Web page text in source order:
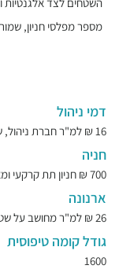
מספר מפלסי חניון,
דמי ניהול
16 ₪ למ"ר חברת ניהול, שירותים מלאים.
חניה
700 ₪ חניון תת קרקעי ומאובטח.
ארנונה
26 ₪ למ"ר מחושב על שטח ברוטו!
גודל קומה טיפוסית
1600